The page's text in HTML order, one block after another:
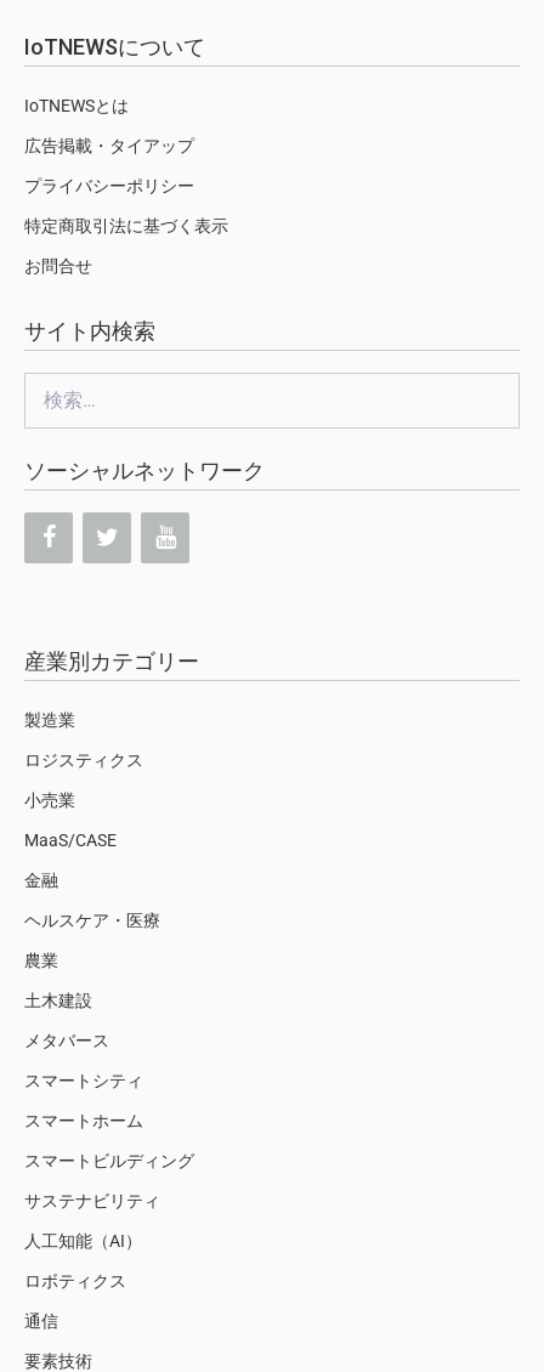
IoTNEWSについて
IoTNEWSとは
広告掲載・タイアップ
プライバシーポリシー
特定商取引法に基づく表示
お問合せ
サイト内検索
索:
ソーシャルネットワーク
産業別カテゴリー
製造業
ロジスティクス
小売業
MaaS/CASE
金融
ヘルスケア・医療
農業
土木建設
メタバース
スマートシティ
スマートホーム
スマートビルディング
サステナビリティ
人工知能（AI）
ロボティクス
通信
要素技術